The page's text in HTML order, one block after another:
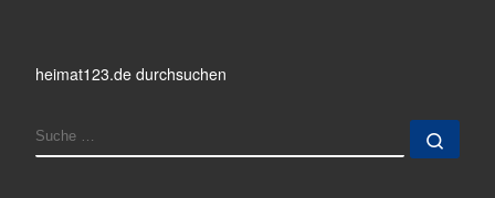
heimat123.de durchsuchen
SUCHE